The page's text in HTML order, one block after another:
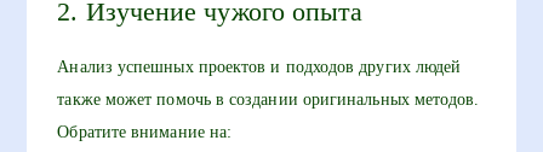
2. Изучение чужого опыта
Анализ успешных проектов и подходов других людей
также может помочь в создании оригинальных методов.
Обратите внимание на: